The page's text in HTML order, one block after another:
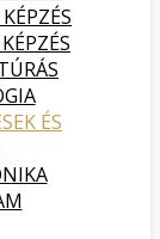
ÉS